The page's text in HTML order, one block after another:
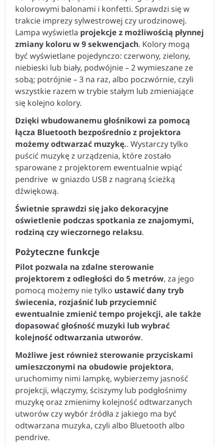
kolorowymi balonami i konfetti. Sprawdzi się w
trakcie imprezy sylwestrowej czy urodzinowej.
Lampa wyświetla projekcje z możliwością płynnej
zmiany koloru w 9 sekwencjach. Kolory mogą
być wyświetlane pojedynczo: czerwony, zielony,
niebieski lub biały, podwójnie – 2 wymieszane ze
sobą; potrójnie – 3 na raz, albo poczwórnie, czyli
wszystkie razem w trybie stałym lub zmieniające
się kolejno kolory.
Dzięki wbudowanemu głośnikowi za pomocą
łącza Bluetooth bezpośrednio z projektora
możemy odtwarzać muzykę.. Wystarczy tylko
puścić muzykę z urządzenia, które zostało
sparowane z projektorem ewentualnie wpiąć
pendrive w gniazdo USB z nagraną ścieżką
dźwiękową.
Świetnie sprawdzi się jako dekoracyjne
oświetlenie podczas spotkania ze znajomymi,
rodziną czy wieczornego relaksu.
Pożyteczne funkcje
Pilot pozwala na zdalne sterowanie
projektorem z odległości do 5 metrów, za jego
pomocą możemy nie tylko ustawić dany tryb
świecenia, rozjaśnić lub przyciemnić
ewentualnie zmienić tempo projekcji, ale także
dopasować głośność muzyki lub wybrać
kolejność odtwarzania utworów.
Możliwe jest również sterowanie przyciskami
umieszczonymi na obudowie projektora,
uruchomimy nimi lampkę, wybierzemy jasność
projekcji, włączymy, ściszymy lub podgłośnimy
muzykę oraz zmienimy kolejność odtwarzanych
utworów czy wybór źródła z jakiego ma być
odtwarzana muzyka, czyli albo Bluetooth albo
pendrive.